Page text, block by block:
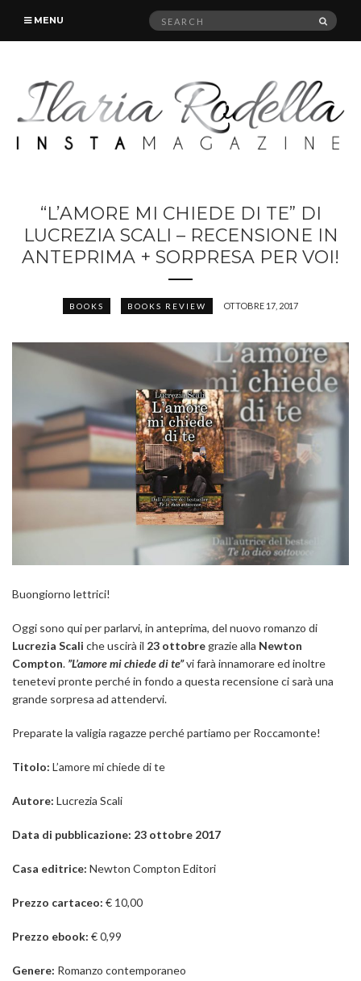
MENU
Search
“L’AMORE MI CHIEDE DI TE” DI
LUCREZIA SCALI – RECENSIONE IN
ANTEPRIMA + SORPRESA PER VOI!
BOOKS BOOKS REVIEW OTTOBRE 17, 2017
Buongiorno lettrici!
Oggi sono qui per parlarvi, in anteprima, del nuovo romanzo di
Lucrezia Scali che uscirà il 23 ottobre grazie alla Newton
Compton. ”L’amore mi chiede di te”vi farà innamorare ed inoltre
tenetevi pronte perché in fondo a questa recensione ci sarà una
grande sorpresa ad attendervi.
Preparate la valigia ragazze perché partiamo per Roccamonte!
Titolo: L’amore mi chiede di te
Autore: Lucrezia Scali
Data di pubblicazione: 23 ottobre 2017
Casa editrice: Newton Compton Editori
Prezzo cartaceo: € 10,00
Prezzo ebook: € 0,99
Genere: Romanzo contemporaneo